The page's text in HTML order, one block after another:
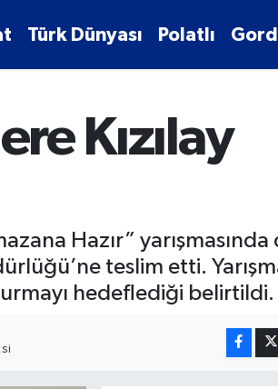
Türk Dünyası Polatlı
Kızılay
Hazır”
teslim etti.
hedeflediği belirtildi.